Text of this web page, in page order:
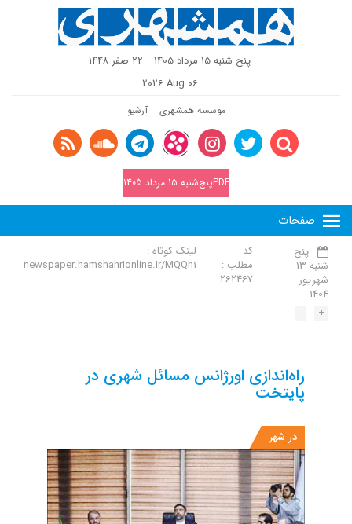
پنج شنبه 15 مرداد 1405
٢٢ صفر ١٤٤٨
2026 Aug 06
موسسه همشهری آرشیو
PDFپنج‌شنبه 15 مرداد 1405
صفحات
پنج
شنبه 13
شهریور
1404
کد
مطلب :
262467
لینک کوتاه :
newspaper.hamshahrionline.ir/MQQn1
+
-
راه‌اندازی اورژانس مسائل شهری در
پایتخت
در شهر